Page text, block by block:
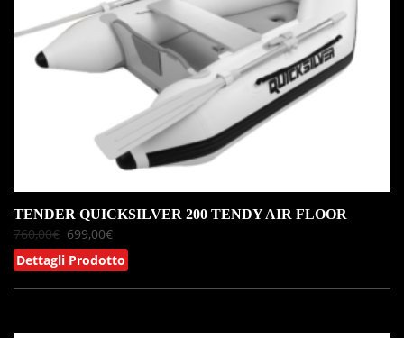
TENDER QUICKSILVER 200 TENDY AIR FLOOR
760,00€ 699,00€
Dettagli Prodotto